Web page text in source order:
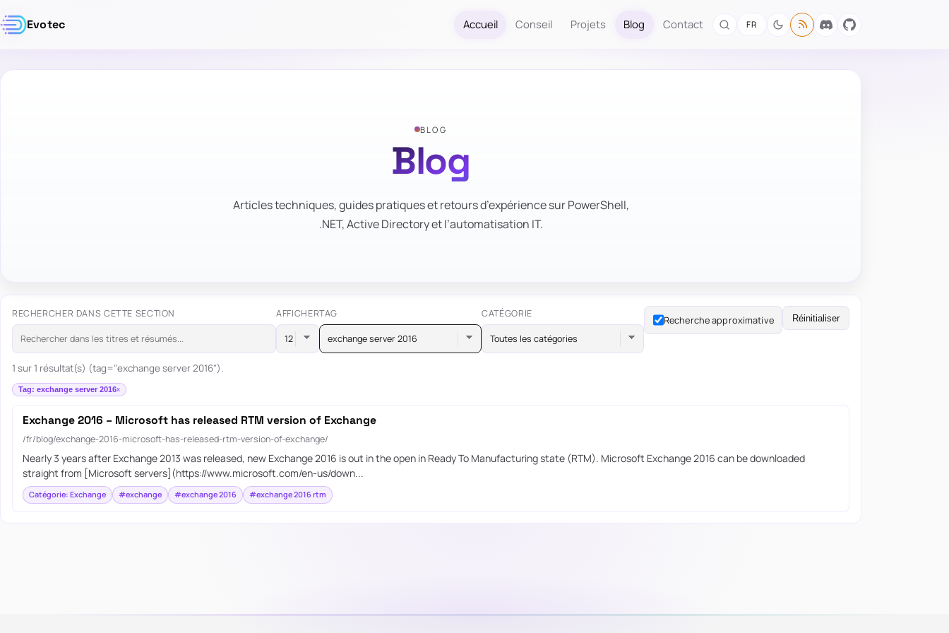
Evotec Accueil Conseil Projets Blog Contact FR
BLOG
Blog
Articles techniques, guides pratiques et retours d’expérience sur PowerShell,
.NET, Active Directory et l’automatisation IT.
RECHERCHER DANS CETTE SECTION AFFICHERTAG
exchange server 2016
CATÉGORIE
Toutes les catégories
Recherche approximative Réinitialiser
1 sur 1 résultat(s) (tag="exchange server 2016").
Tag: exchange server 2016
Exchange 2016 – Microsoft has released RTM version of Exchange
/fr/blog/exchange-2016-microsoft-has-released-rtm-version-of-exchange/
Nearly 3 years after Exchange 2013 was released, new Exchange 2016 is out in the open in Ready To Manufacturing state (RTM). Microsoft Exchange 2016 can be downloaded
straight from [Microsoft servers](https://www.microsoft.com/en-us/down...
Catégorie: Exchange #exchange #exchange 2016 #exchange 2016 rtm